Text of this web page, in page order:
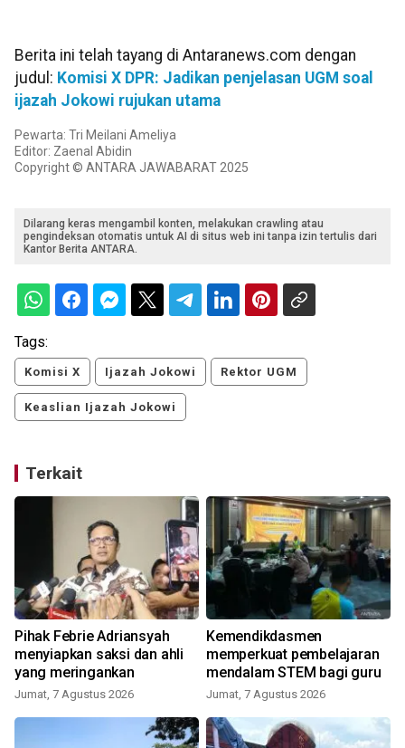
Berita ini telah tayang di Antaranews.com dengan
judul: Komisi X DPR: Jadikan penjelasan UGM soal
ijazah Jokowi rujukan utama
Pewarta: Tri Meilani Ameliya
Editor: Zaenal Abidin
Copyright © ANTARA JAWABARAT 2025
Dilarang keras mengambil konten, melakukan crawling atau
pengindeksan otomatis untuk AI di situs web ini tanpa izin tertulis dari
Kantor Berita ANTARA.
Tags:
Komisi X Ijazah Jokowi Rektor UGM
Keaslian Ijazah Jokowi
Terkait
Pihak Febrie Adriansyah
menyiapkan saksi dan ahli
yang meringankan
Jumat, 7 Agustus 2026
Kemendikdasmen
memperkuat pembelajaran
mendalam STEM bagi guru
Jumat, 7 Agustus 2026